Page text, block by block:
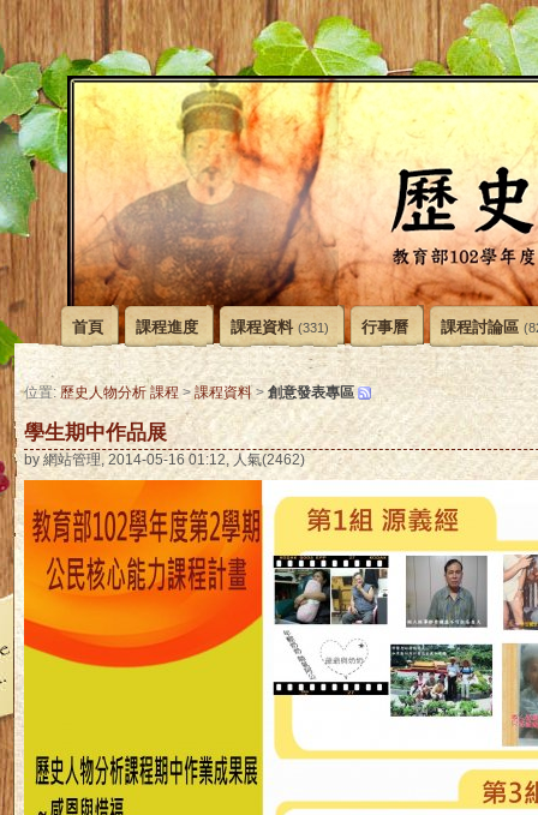
首頁 課程進度 課程資料 (331) 行事曆 課程討論區
位置:歷史人物分析 課程 > 課程資料> 創意發表專區
學生期中作品展
by 網站管理, 2014-05-16 01:12, 人氣(2462)